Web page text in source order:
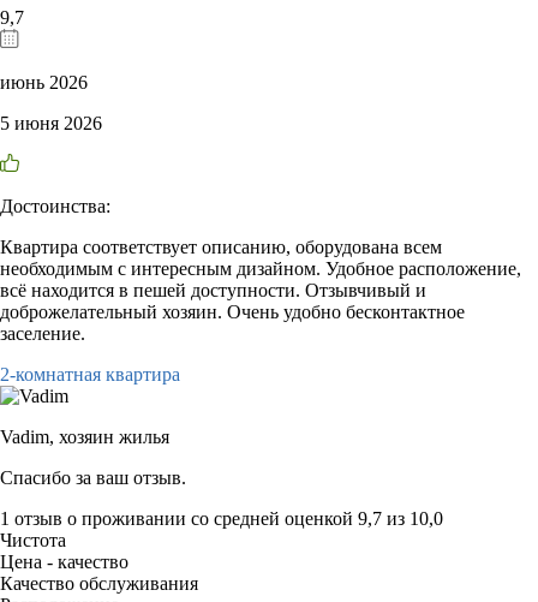
9,7
июнь 2026
5 июня 2026
Достоинства:
Квартира соответствует описанию, оборудована всем
необходимым с интересным дизайном. Удобное расположение,
всё находится в пешей доступности. Отзывчивый и
доброжелательный хозяин. Очень удобно бесконтактное
заселение.
2-комнатная квартира
Vadim, хозяин жилья
Спасибо за ваш отзыв.
1 отзыв о проживании со средней оценкой 9,7 из 10,0
Чистота
Цена - качество
Качество обслуживания